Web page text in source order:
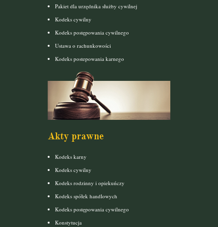
Pakiet dla urzędnika służby cywilnej
Kodeks cywilny
Kodeks postępowania cywilnego
Ustawa o rachunkowości
Kodeks postepowania karnego
Akty prawne
Kodeks karny
Kodeks cywilny
Kodeks rodzinny i opiekuńczy
Kodeks spółek handlowych
Kodeks postępowania cywilnego
Konstytucja